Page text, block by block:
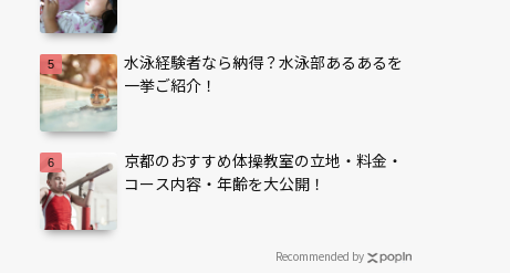
水泳経験者なら納得？水泳部あるあるを
一挙ご紹介！
京都のおすすめ体操教室の立地・料金・
コース内容・年齢を大公開！
Recommended by